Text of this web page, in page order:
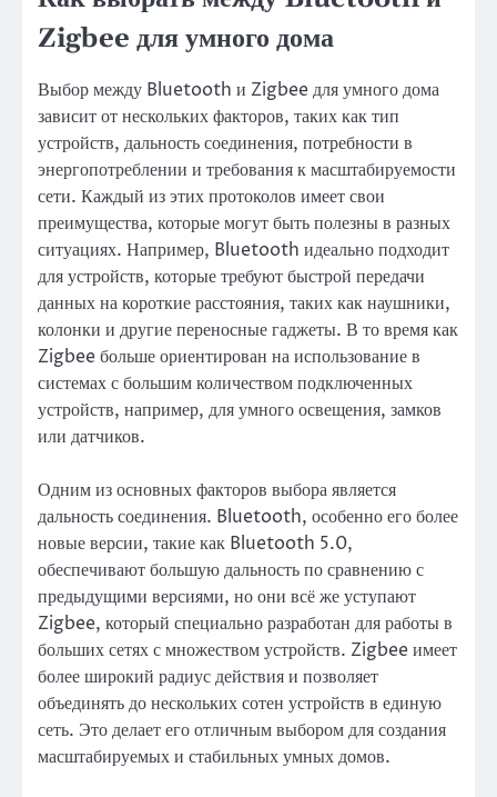
Zigbee для умного дома
Выбор между Bluetooth и Zigbee для умного дома
зависит от нескольких факторов, таких как тип
устройств, дальность соединения, потребности в
энергопотреблении и требования к масштабируемости
сети. Каждый из этих протоколов имеет свои
преимущества, которые могут быть полезны в разных
ситуациях. Например, Bluetooth идеально подходит
для устройств, которые требуют быстрой передачи
данных на короткие расстояния, таких как наушники,
колонки и другие переносные гаджеты. В то время как
Zigbee больше ориентирован на использование в
системах с большим количеством подключенных
устройств, например, для умного освещения, замков
или датчиков.
Одним из основных факторов выбора является
дальность соединения. Bluetooth, особенно его более
новые версии, такие как Bluetooth 5.0,
обеспечивают большую дальность по сравнению с
предыдущими версиями, но они всё же уступают
Zigbee, который специально разработан для работы в
больших сетях с множеством устройств. Zigbee имеет
более широкий радиус действия и позволяет
объединять до нескольких сотен устройств в единую
сеть. Это делает его отличным выбором для создания
масштабируемых и стабильных умных домов.